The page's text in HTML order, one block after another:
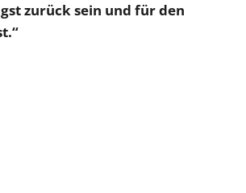
zurück sein und für den